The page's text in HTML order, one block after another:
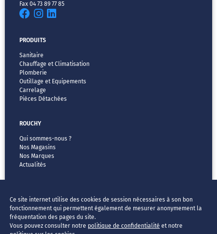
Ce site internet utilise des cookies de session nécessaires à son bon
fonctionnement qui permettent également de mesurer anonymement la
fréquentation des pages du site.
Vous pouvez consulter notre politique de confidentialité et notre
Fax 04 73 89 77 85
PRODUITS
Sanitaire
Chauffage et Climatisation
Plomberie
Outillage et Equipements
Carrelage
Pièces Détachées
ROUCHY
Qui sommes-nous ?
Nos Magasins
Nos Marques
Actualités
CGV
Vos données & vos droits
Mentions légales
FAQ